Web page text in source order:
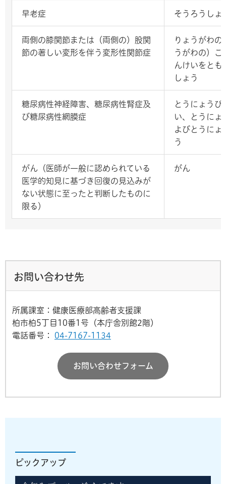
早老症 そうろうしょ
両側の膝関節または（両側の）股関
節の著しい変形を伴う変形性関節症
りょうがわの
うがわの）こ
んけいをとも
しょう
糖尿病性神経障害、糖尿病性腎症及
び糖尿病性網膜症
とうにょうび
い、とうにょ
よびとうにょ
う
がん（医師が一般に認められている
医学的知見に基づき回復の見込みが
ない状態に至ったと判断したものに
限る）
がん
お問い合わせ先
所属課室：健康医療部高齢者支援課
柏市柏5丁目10番1号（本庁舎別館2階）
電話番号：
04-7167-1134
お問い合わせフォーム
ピックアップ